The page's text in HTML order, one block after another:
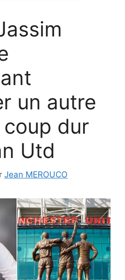
un autre
dur
Utd
Jean MEROUCO